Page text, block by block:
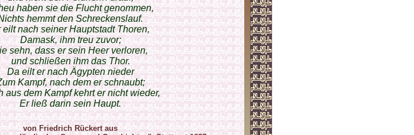
haben sie die Flucht genommen,
hemmt den Schreckenslauf.
eilt nach seiner Hauptstadt Thoren,
Damask, ihm treu zuvor;
sehn, dass er sein Heer verloren,
und schließen ihm das Thor.
Da eilt er nach Ägypten nieder
Kampf, nach dem er schnaubt;
aus dem Kampf kehrt er nicht wieder,
Er ließ darin sein Haupt.
von Friedrich Rückert aus